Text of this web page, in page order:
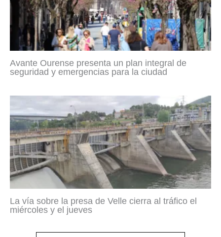
Avante Ourense presenta un plan integral de
seguridad y emergencias para la ciudad
La vía sobre la presa de Velle cierra al tráfico el
miércoles y el jueves